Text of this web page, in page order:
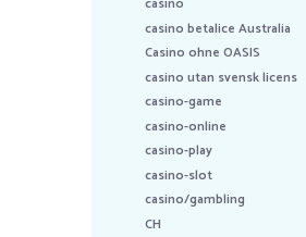
casino betalice Australia
Casino ohne OASIS
casino utan svensk licens
casino-game
casino-online
casino-play
casino-slot
casino/gambling
CH